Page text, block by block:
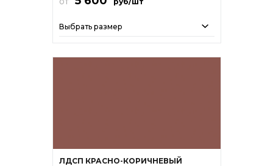
Выбрать размер
ЛДСП КРАСНО-КОРИЧНЕВЫЙ